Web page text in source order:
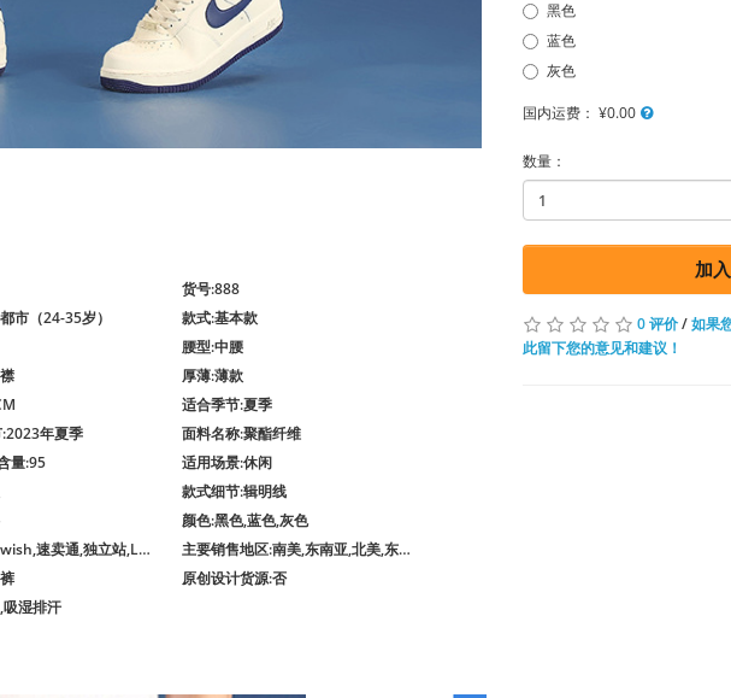
货号:888
市（24-35岁）
款式:基本款
腰型:中腰
厚薄:薄款
适合季节:夏季
:2023年夏季 面料名称:聚酯纤维
量:95 适用场景:休闲
款式细节:辑明线
颜色:黑色,蓝色,灰色
速卖通,独立站,LAZADA,其他
主要销售地区:南美,东南亚,北美,东北亚,中东,其他
原创设计货源:否
吸湿排汗
黑色
蓝色
灰色
国内运费： ¥0.00
数量：
加
0 评价/如果
此留下您的意见和建议！